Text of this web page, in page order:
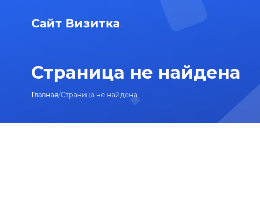
Сайт Визитка
Страница не найдена
Главная/Страница не найдена